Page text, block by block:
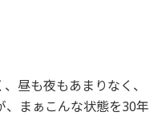
昼も夜もあまりなく、
まぁこんな状態を30年